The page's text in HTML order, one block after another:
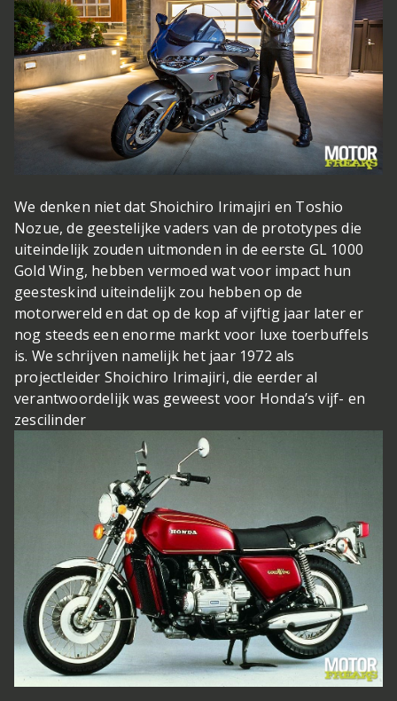
We denken niet dat Shoichiro Irimajiri en Toshio
Nozue, de geestelijke vaders van de prototypes die
uiteindelijk zouden uitmonden in de eerste GL 1000
Gold Wing, hebben vermoed wat voor impact hun
geesteskind uiteindelijk zou hebben op de
motorwereld en dat op de kop af vijftig jaar later er
nog steeds een enorme markt voor luxe toerbuffels
is. We schrijven namelijk het jaar 1972 als
projectleider Shoichiro Irimajiri, die eerder al
verantwoordelijk was geweest voor Honda’s vijf- en
zescilinder